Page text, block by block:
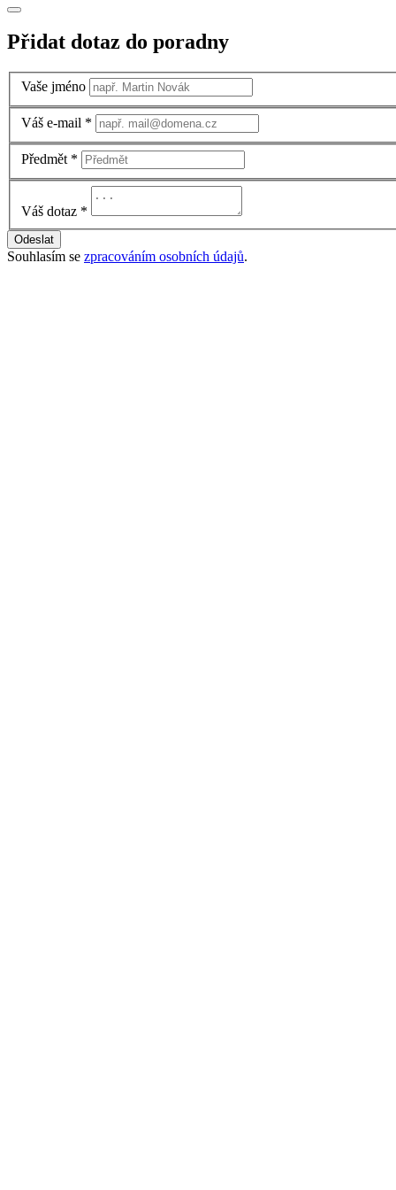
Přidat dotaz do poradny
Vaše jméno
Váš e-mail *
Předmět *
Váš dotaz *
Odeslat
Souhlasím se zpracováním osobních údajů.